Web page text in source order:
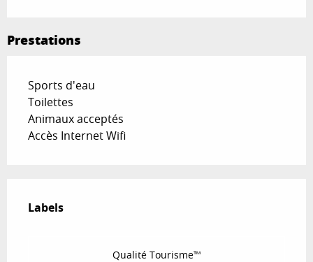
Prestations
Sports d'eau
Toilettes
Animaux acceptés
Accès Internet Wifi
Labels
Labels
Qualité Tourisme™